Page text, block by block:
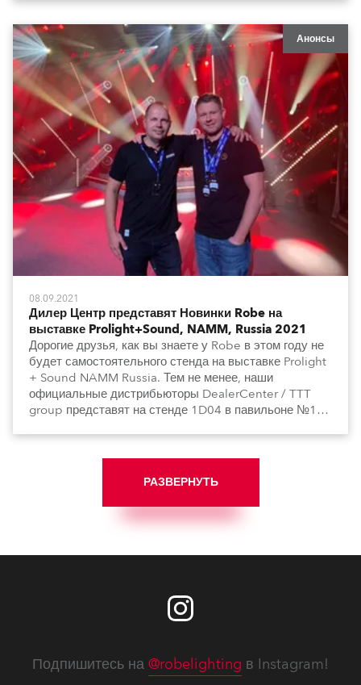
Анонсы
08.09.2021
Дилер Центр представят Новинки Robe на
выставке Prolight+Sound, NAMM, Russia 2021
Дорогие друзья, как вы знаете у Robe в этом году не
будет самостоятельного стенда на выставке Prolight
+ Sound NAMM Russia. Тем не менее, наши
официальные дистрибьюторы DealerCenter / TTT
group представят на стенде 1D04 в павильоне №1
РАЗВЕРНУТЬ
Подпишитесь на @robelighting в Instagram!